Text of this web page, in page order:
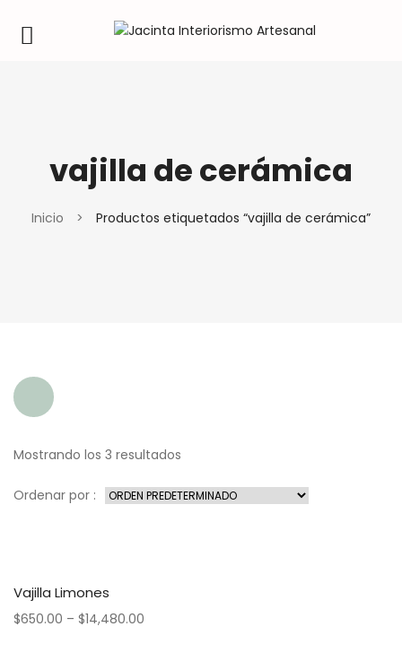
vajilla de cerámica
Inicio > Productos etiquetados “vajilla de cerámica”
Mostrando los 3 resultados
Ordenar por :
Vajilla Limones
$650.00 – $14,480.00